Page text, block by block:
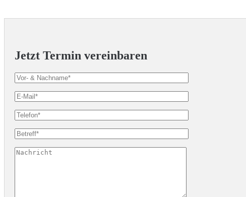
Jetzt Termin vereinbaren